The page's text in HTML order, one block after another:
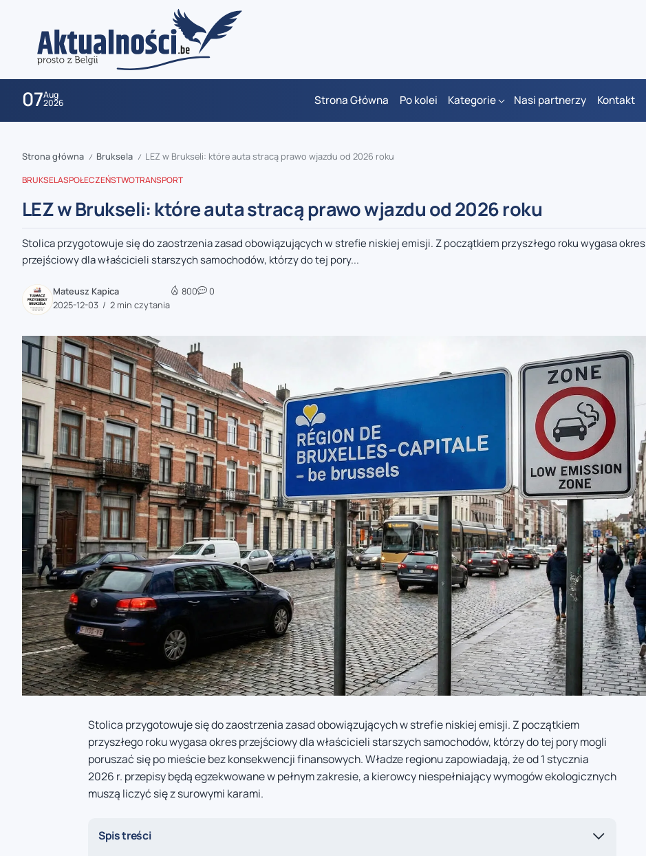
07Aug
2026 Strona Główna Po kolei Kategorie Nasi partnerzy Kontakt
zaobserwuj nas
zaobserwuj nas
zaobserwuj nas
zaobserwuj nas
zaobserwuj nas
Strona główna / Bruksela / LEZ w Brukseli: które auta stracą prawo wjazdu od 2026 roku
BRUKSELASPOŁECZEŃSTWOTRANSPORT
LEZ w Brukseli: które auta stracą prawo wjazdu od 2026 roku
Stolica przygotowuje się do zaostrzenia zasad obowiązujących w strefie niskiej emisji. Z początkiem przyszłego roku wygasa okres
przejściowy dla właścicieli starszych samochodów, którzy do tej pory...
Mateusz Kapica
2025-12-03
2 min czytania
800 0
Stolica przygotowuje się do zaostrzenia zasad obowiązujących w strefie niskiej emisji. Z początkiem
przyszłego roku wygasa okres przejściowy dla właścicieli starszych samochodów, którzy do tej pory mogli
poruszać się po mieście bez konsekwencji finansowych. Władze regionu zapowiadają, że od 1 stycznia
2026 r. przepisy będą egzekwowane w pełnym zakresie, a kierowcy niespełniający wymogów ekologicznych
muszą liczyć się z surowymi karami.
Spis treści